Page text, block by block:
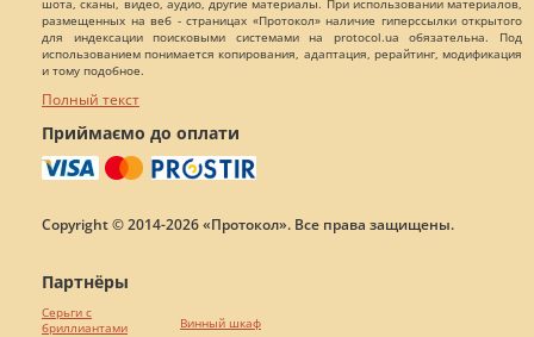
шота, сканы, видео, аудио, другие материалы. При использовании материалов,
размещенных на веб - страницах «Протокол» наличие гиперссылки открытого
для индексации поисковыми системами на protocol.ua обязательна. Под
использованием понимается копирования, адаптация, рерайтинг, модификация
и тому подобное.
Полный текст
Приймаємо до оплати
Copyright © 2014-2026 «Протокол». Все права защищены.
Партнёры
Серьги с
бриллиантами
Винный шкаф